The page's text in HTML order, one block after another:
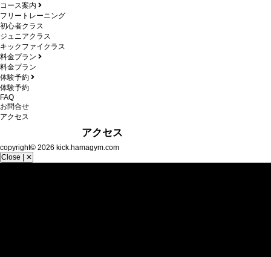
コース案内
フリートレーニング
初心者クラス
ジュニアクラス
キックファイクラス
料金プラン
料金プラン
体験予約
体験予約
FAQ
お問合せ
アクセス
アクセス
copyright© 2026 kick.hamagym.com
Close | ✕